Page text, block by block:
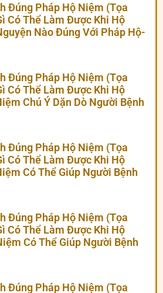
Đúng Pháp Hộ Niệm (Tọa
Có Thể Làm Được Khi Hộ
Nào Đúng Với Pháp Hộ-
Đúng Pháp Hộ Niệm (Tọa
Có Thể Làm Được Khi Hộ
Chú Ý Dặn Dò Người Bệnh
Đúng Pháp Hộ Niệm (Tọa
Có Thể Làm Được Khi Hộ
Có Thể Giúp Người Bệnh
Đúng Pháp Hộ Niệm (Tọa
Có Thể Làm Được Khi Hộ
Có Thể Giúp Người Bệnh
Đúng Pháp Hộ Niệm (Tọa